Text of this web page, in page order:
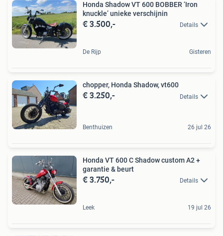
Honda Shadow VT 600 BOBBER ‘Iron
knuckle’ unieke verschijnin
€ 3.500,- Details
De Rijp Gisteren
chopper, Honda Shadow, vt600
€ 3.250,- Details
Benthuizen 26 jul 26
Honda VT 600 C Shadow custom A2 +
garantie & beurt
€ 3.750,- Details
Leek 19 jul 26